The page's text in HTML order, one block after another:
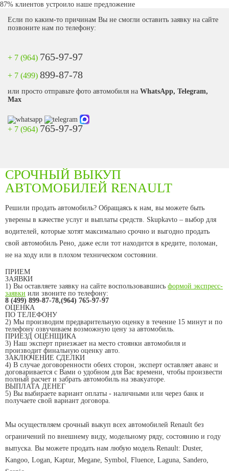
87% клиентов устроило наше предложение
Если по каким-то причинам Вы не смогли оставить заявку на сайте
позвоните нам по телефону:
+ 7 (964) 765-97-97
+ 7 (499) 899-87-78
или просто отправьте фото автомобиля на WhatsApp, Telegram,
Max
+ 7 (964) 765-97-97
СРОЧНЫЙ ВЫКУП
АВТОМОБИЛЕЙ RENAULT
Решили продать автомобиль? Обращаясь к нам, вы можете быть
уверены в качестве услуг и выплаты средств. Skupkavto – выбор для
водителей, которые хотят максимально срочно и выгодно продать
свой автомобиль Рено, даже если тот находится в кредите, поломан,
не на ходу или в плохом техническом состоянии.
ПРИЕМ
ЗАЯВКИ
1) Вы оставляете заявку на сайте воспользовавшись формой экспресс-
заявки или звоните по телефону:
8 (499) 899-87-78,(964) 765-97-97
ОЦЕНКА
ПО ТЕЛЕФОНУ
2) Мы производим предварительную оценку в течение 15 минут и по
телефону озвучиваем возможную цену за автомобиль.
ПРИЕЗД ОЦЕНЩИКА
3) Наш эксперт приезжает на место стоянки автомобиля и
производит финальную оценку авто.
ЗАКЛЮЧЕНИЕ СДЕЛКИ
4) В случае договоренности обеих сторон, эксперт оставляет аванс и
договаривается с Вами о удобном для Вас времени, чтобы произвести
полный расчет и забрать автомобиль на эвакуаторе.
ВЫПЛАТА ДЕНЕГ
5) Вы выбираете вариант оплаты - наличными или через банк и
получаете свой вариант договора.
Мы осуществляем срочный выкуп всех автомобилей Renault без
ограничений по внешнему виду, модельному ряду, состоянию и году
выпуска. Вы можете продать нам любую модель Renault: Duster,
Kangoo, Logan, Kaptur, Megane, Symbol, Fluence, Laguna, Sandero,